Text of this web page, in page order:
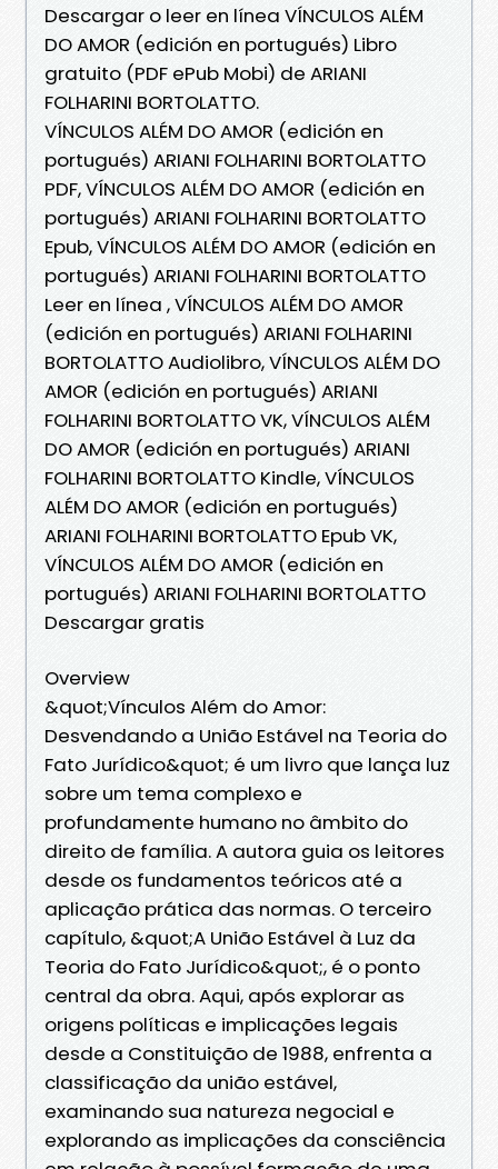
Descargar o leer en línea VÍNCULOS ALÉM
DO AMOR (edición en portugués) Libro
gratuito (PDF ePub Mobi) de ARIANI
FOLHARINI BORTOLATTO.
VÍNCULOS ALÉM DO AMOR (edición en
portugués) ARIANI FOLHARINI BORTOLATTO
PDF, VÍNCULOS ALÉM DO AMOR (edición en
portugués) ARIANI FOLHARINI BORTOLATTO
Epub, VÍNCULOS ALÉM DO AMOR (edición en
portugués) ARIANI FOLHARINI BORTOLATTO
Leer en línea , VÍNCULOS ALÉM DO AMOR
(edición en portugués) ARIANI FOLHARINI
BORTOLATTO Audiolibro, VÍNCULOS ALÉM DO
AMOR (edición en portugués) ARIANI
FOLHARINI BORTOLATTO VK, VÍNCULOS ALÉM
DO AMOR (edición en portugués) ARIANI
FOLHARINI BORTOLATTO Kindle, VÍNCULOS
ALÉM DO AMOR (edición en portugués)
ARIANI FOLHARINI BORTOLATTO Epub VK,
VÍNCULOS ALÉM DO AMOR (edición en
portugués) ARIANI FOLHARINI BORTOLATTO
Descargar gratis
Overview
&quot;Vínculos Além do Amor:
Desvendando a União Estável na Teoria do
Fato Jurídico&quot; é um livro que lança luz
sobre um tema complexo e
profundamente humano no âmbito do
direito de família. A autora guia os leitores
desde os fundamentos teóricos até a
aplicação prática das normas. O terceiro
capítulo, &quot;A União Estável à Luz da
Teoria do Fato Jurídico&quot;, é o ponto
central da obra. Aqui, após explorar as
origens políticas e implicações legais
desde a Constituição de 1988, enfrenta a
classificação da união estável,
examinando sua natureza negocial e
explorando as implicações da consciência